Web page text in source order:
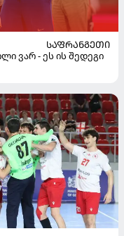
ᲡᲐᲤᲠᲐᲜᲒᲔᲗᲘ
ვარ - ეს ის შედეგი